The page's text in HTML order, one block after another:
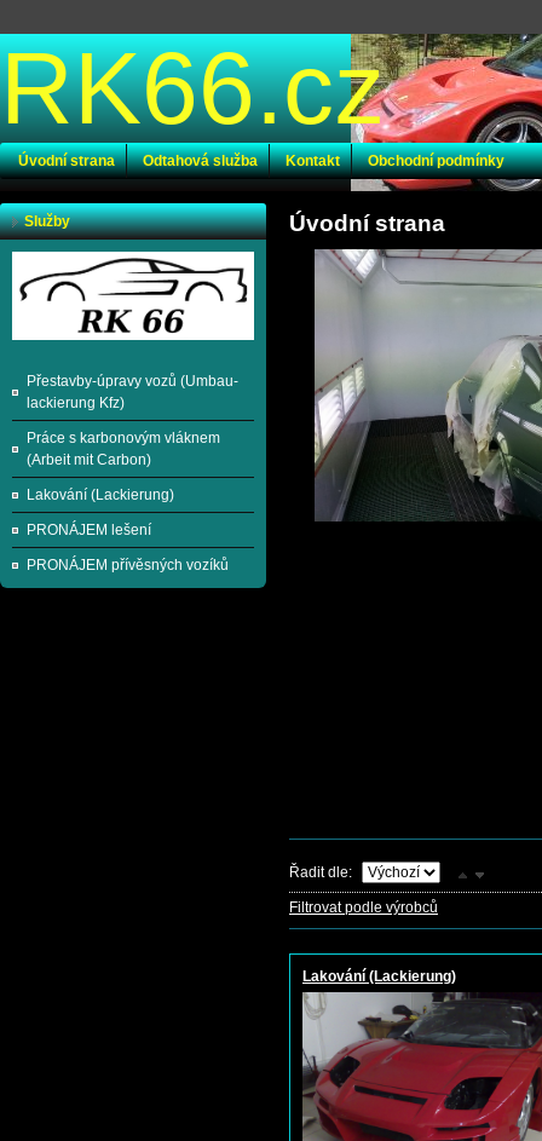
RK66.cz
Úvodní strana Odtahová služba Kontakt Obchodní podmínky
Úvodní strana
Řadit dle:
Filtrovat podle výrobců
Lakování (Lackierung)
Služby
Přestavby-úpravy vozů (Umbau-
lackierung Kfz)
Práce s karbonovým vláknem
(Arbeit mit Carbon)
Lakování (Lackierung)
PRONÁJEM lešení
PRONÁJEM přívěsných vozíků